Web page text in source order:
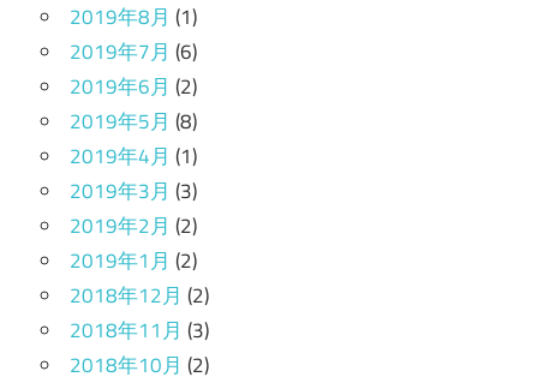
2019年8月 (1)
2019年7月 (6)
2019年6月 (2)
2019年5月 (8)
2019年4月 (1)
2019年3月 (3)
2019年2月 (2)
2019年1月 (2)
2018年12月 (2)
2018年11月 (3)
2018年10月 (2)